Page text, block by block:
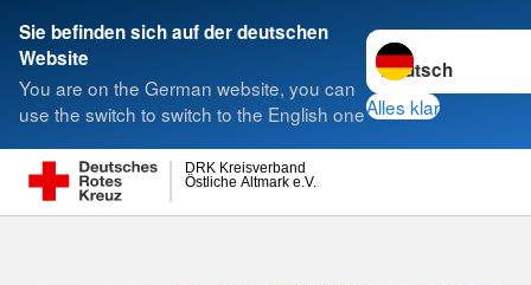
Sie befinden sich auf der deutschen
Website
You are on the German website, you can
use the switch to switch to the English one
Sprache wechseln
Alles klar
Östliche Altmark e.V.
DRK Kreisverband
Suche
Kreisverbände